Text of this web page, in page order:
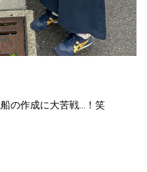
の作成に大苦戦…！笑